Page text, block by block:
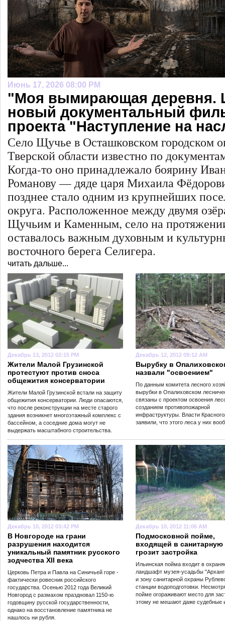
Июнь 17, 2026 08:00 PM
"Моя вымирающая деревня.
новый документальный
проекта "Наступление на
Село Щучье в Осташковском городском
Тверской области известно по
Когда-то оно принадлежало боярину
Романову — дяде царя Михаила
позднее стало одним из крупнейших
округа. Расположенное между двумя
Щучьим и Каменным, село на
оставалось важным духовным и
восточного берега Селигера.
читать дальше...
Декабрь 13, 2012 02:15 PM
Жители Малой Грузинской
протестуют против сноса
общежития консерватории
Жители Малой Грузинской встали на защиту
общежития консерватории. Люди опасаются,
что после реконструкции на месте старого
здания возникнет многоэтажный комплекс с
бассейном, а соседние дома могут не
выдержать масштабного строительства.
Декабрь 12, 2012 09:12 AM
Вырубку в
назвали "освоением"
По данным комитета лесного
вырубки в Опалиховском
связаны с проектом освоения
созданием противопожарной
инфраструктуры. Власти
заявили, что этого леса у них
Декабрь 10, 2012 03:42 PM
В Новгороде на грани
разрушения находится
уникальный памятник русского
зодчества XII века
Церковь Петра и Павла на Синичьей горе -
фактически ровесник российского
государства. Осенью 2012 года Великий
Новгород с размахом праздновал 1150-ю
годовщину русской государственности,
однако на восстановление памятника не
нашлось ни рубля.
Декабрь 10, 2012 11:06 AM
Подмосковной пойме,
входящей в санитарную
грозит застройка
Ильинская пойма входит в
ландшафт музея-усадьбы
и зону санитарной охраны
станции водоподготовки.
пойме огораживают место для
этому не мешают даже судебные